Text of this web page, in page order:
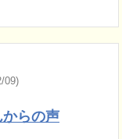
09)
らの声